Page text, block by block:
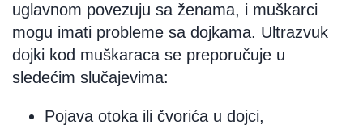
uglavnom povezuju sa ženama, i muškarci
mogu imati probleme sa dojkama. Ultrazvuk
dojki kod muškaraca se preporučuje u
sledećim slučajevima:
Pojava otoka ili čvorića u dojci,